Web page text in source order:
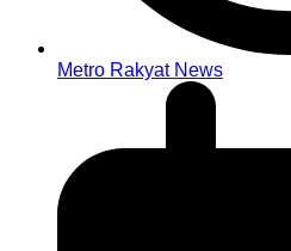
Metro Rakyat News